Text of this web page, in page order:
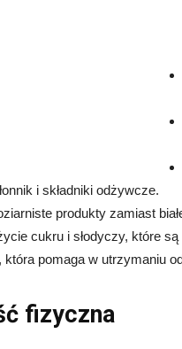
i składniki odżywcze.
produkty zamiast
cukru i słodyczy, które
która pomaga w utrzymaniu
fizyczna